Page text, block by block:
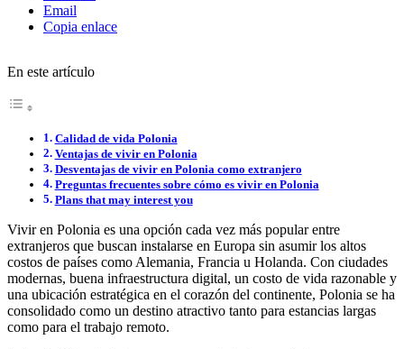
Email
Copia enlace
En este artículo
Calidad de vida Polonia
Ventajas de vivir en Polonia
Desventajas de vivir en Polonia como extranjero
Preguntas frecuentes sobre cómo es vivir en Polonia
Plans that may interest you
Vivir en Polonia es una opción cada vez más popular entre
extranjeros que buscan instalarse en Europa sin asumir los altos
costos de países como Alemania, Francia u Holanda. Con ciudades
modernas, buena infraestructura digital, un costo de vida razonable y
una ubicación estratégica en el corazón del continente, Polonia se ha
consolidado como un destino atractivo tanto para estancias largas
como para el trabajo remoto.